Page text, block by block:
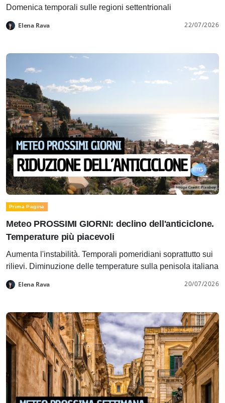
Domenica temporali sulle regioni settentrionali
Elena Rava 22/07/2026
Prima Pagina
Meteo PROSSIMI GIORNI: declino dell'anticiclone.
Temperature più piacevoli
Aumenta l'instabilità. Temporali pomeridiani soprattutto sui
rilievi. Diminuzione delle temperature sulla penisola italiana
Elena Rava 20/07/2026